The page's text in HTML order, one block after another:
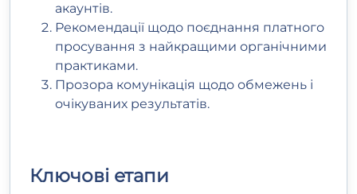
акаунтів.
Рекомендації щодо поєднання платного
просування з найкращими органічними
практиками.
Прозора комунікація щодо обмежень і
очікуваних результатів.
Ключові етапи